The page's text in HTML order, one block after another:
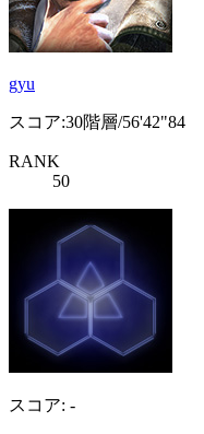
gyu
スコア:30階層/56'42"84
RANK
50
スコア: -